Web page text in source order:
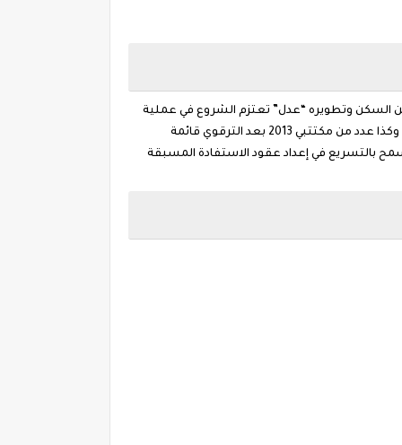
السكن وتطويره “عدل” تعتزم الشروع في عملية
تسليم الأوامر بالدفع الخاصة بالشطر الثاني من سعر سكنات البيع بالايجار , وأضاف أن هذه العملية ستشمل مكتتبي البرامج القدامي وكذا عدد من مكتتبي 2013 بعد الترقوي قائمة
بالتسريع في إعداد عقود الاستفادة المسبقة